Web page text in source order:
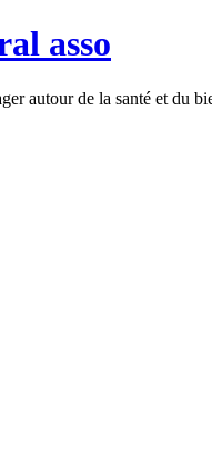
asso
autour de la santé et du